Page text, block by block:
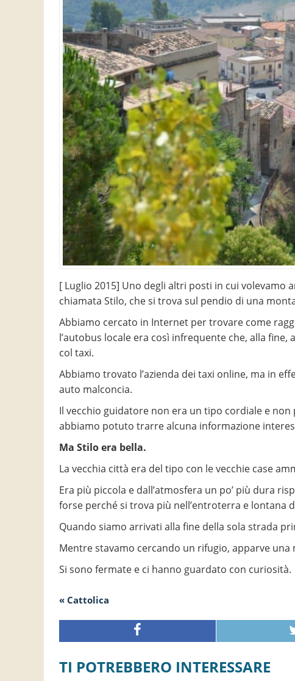
[ Luglio 2015] Uno degli altri posti in cui volevamo
chiamata Stilo, che si trova sul pendio di una
Abbiamo cercato in Internet per trovare come
l’autobus locale era così infrequente che, alla
col taxi.
Abbiamo trovato l’azienda dei taxi online, ma in
auto malconcia.
Il vecchio guidatore non era un tipo cordiale e
abbiamo potuto trarre alcuna informazione
Ma Stilo era bella.
La vecchia città era del tipo con le vecchie case
Era più piccola e dall’atmosfera un po’ più dura
forse perché si trova più nell’entroterra e lontana
Quando siamo arrivati alla fine della sola strada
Mentre stavamo cercando un rifugio, apparve una
Si sono fermate e ci hanno guardato con curiosità.
« Cattolica
TI POTREBBERO INTERESSARE